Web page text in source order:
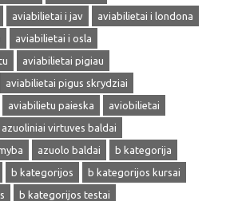
aviabilietai i jav
aviabilietai i londona
aviabilietai i osla
aviabilietai pigiau
aviabilietai pigus skrydziai
aviabilietu paieska
aviobilietai
azuoliniai virtuves baldai
azuolo baldai
b kategorija
b kategorijos
b kategorijos kursai
b kategorijos testai